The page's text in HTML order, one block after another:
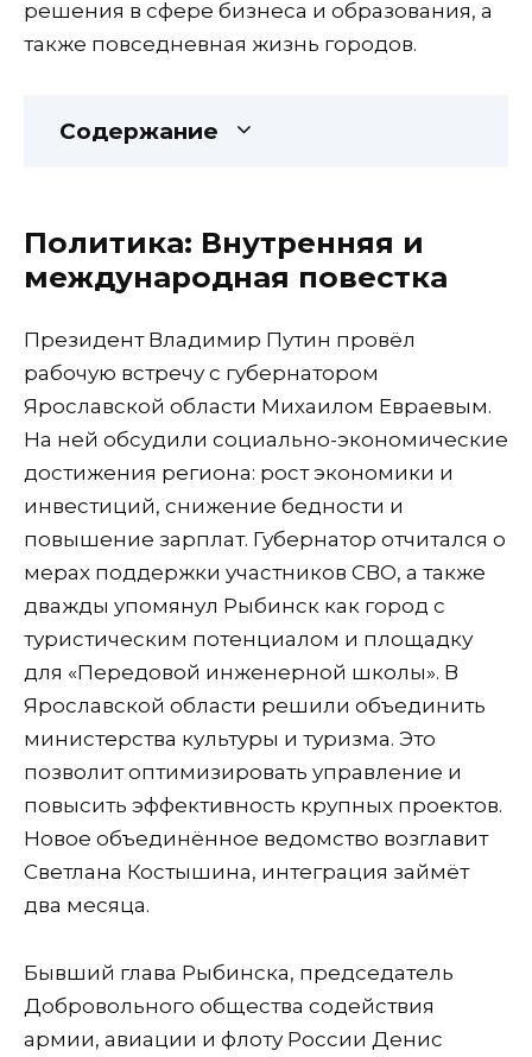
решения в сфере бизнеса и образования, а
также повседневная жизнь городов.
Содержание
Политика: Внутренняя и
международная повестка
Президент Владимир Путин провёл
рабочую встречу с губернатором
Ярославской области Михаилом Евраевым.
На ней обсудили социально-экономические
достижения региона: рост экономики и
инвестиций, снижение бедности и
повышение зарплат. Губернатор отчитался о
мерах поддержки участников СВО, а также
дважды упомянул Рыбинск как город с
туристическим потенциалом и площадку
для «Передовой инженерной школы». В
Ярославской области решили объединить
министерства культуры и туризма. Это
позволит оптимизировать управление и
повысить эффективность крупных проектов.
Новое объединённое ведомство возглавит
Светлана Костышина, интеграция займёт
два месяца.
Бывший глава Рыбинска, председатель
Добровольного общества содействия
армии, авиации и флоту России Денис